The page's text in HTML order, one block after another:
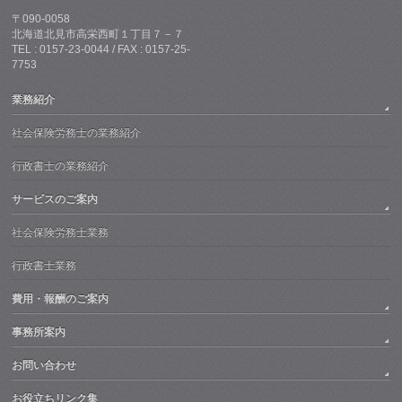
〒090-0058
北海道北見市高栄西町１丁目７－７
TEL : 0157-23-0044 / FAX : 0157-25-
7753
業務紹介
社会保険労務士の業務紹介
行政書士の業務紹介
サービスのご案内
社会保険労務士業務
行政書士業務
費用・報酬のご案内
事務所案内
お問い合わせ
お役立ちリンク集